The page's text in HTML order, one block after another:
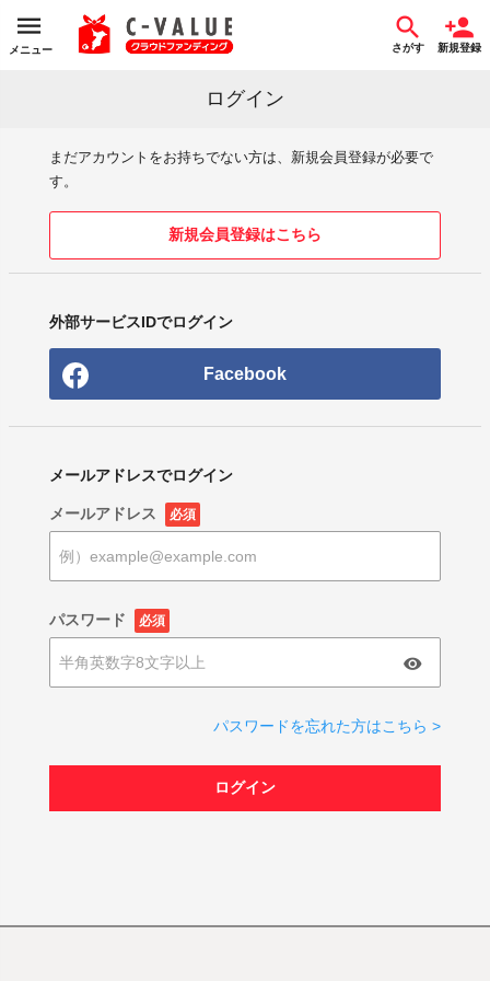
メニュー さがす 新規登録
ログイン
まだアカウントをお持ちでない方は、新規会員登録が必要で
す。
新規会員登録はこちら
外部サービスIDでログイン
Facebook
メールアドレスでログイン
メールアドレス 必須
パスワード 必須
パスワードを忘れた方はこちら >
ログイン